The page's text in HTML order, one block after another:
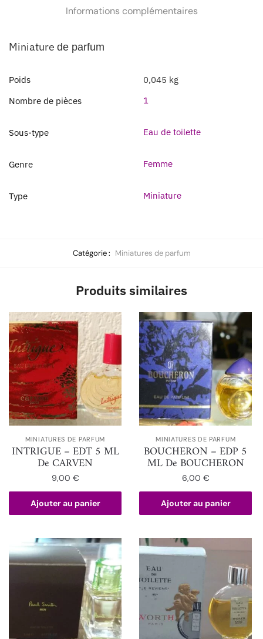
Informations complémentaires
Miniature de parfum
Poids
0,045 kg
Nombre de pièces
1
Sous-type Eau de toilette
Genre Femme
Type Miniature
Catégorie : Miniatures de parfum
Produits similaires
MINIATURES DE PARFUM
INTRIGUE – EDT 5 ML
De CARVEN
9,00 €
Ajouter au panier
MINIATURES DE PARFUM
BOUCHERON – EDP 5
ML De BOUCHERON
6,00 €
Ajouter au panier